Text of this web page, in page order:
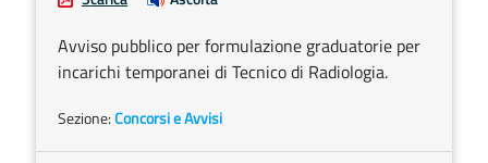
Avviso pubblico per formulazione graduatorie per
incarichi temporanei di Tecnico di Radiologia.
Sezione:Concorsi e Avvisi